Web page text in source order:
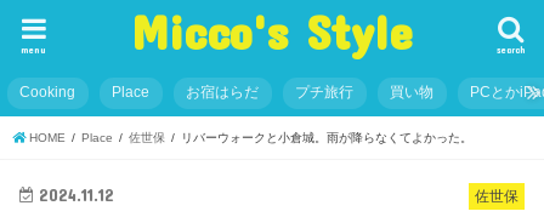
Micco's Style search
menu
Cooking Place お宿はらだ プチ旅行 買い物 PCとか
HOME Place 佐世保 リバーウォークと小倉城。雨が降らなくてよかった。
佐世保
2024.11.12